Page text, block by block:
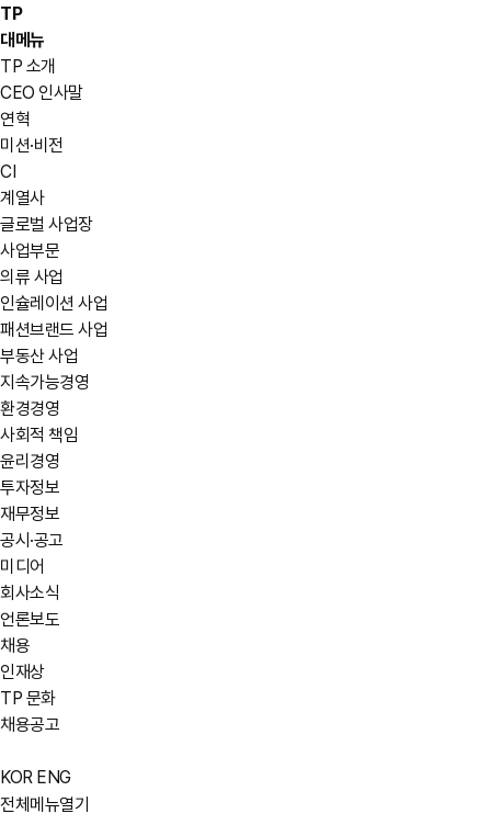
TP
대메뉴
TP 소개
CEO 인사말
연혁
미션·비전
CI
계열사
글로벌 사업장
사업부문
의류 사업
인슐레이션 사업
패션브랜드 사업
부동산 사업
지속가능경영
환경경영
사회적 책임
윤리경영
투자정보
재무정보
공시·공고
미디어
회사소식
언론보도
채용
인재상
TP 문화
채용공고
KOR ENG
전체메뉴열기